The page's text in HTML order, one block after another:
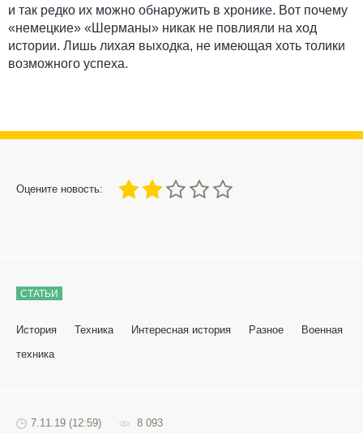
и так редко их можно обнаружить в хронике. Вот почему
«немецкие» «Шерманы» никак не повлияли на ход
истории. Лишь лихая выходка, не имеющая хоть толики
возможного успеха.
Оцените новость:
40
1 3 4 5
СТАТЬИ
История Техника Интересная история Разное
Военная
техника
7.11.19 (12:59) 8 093